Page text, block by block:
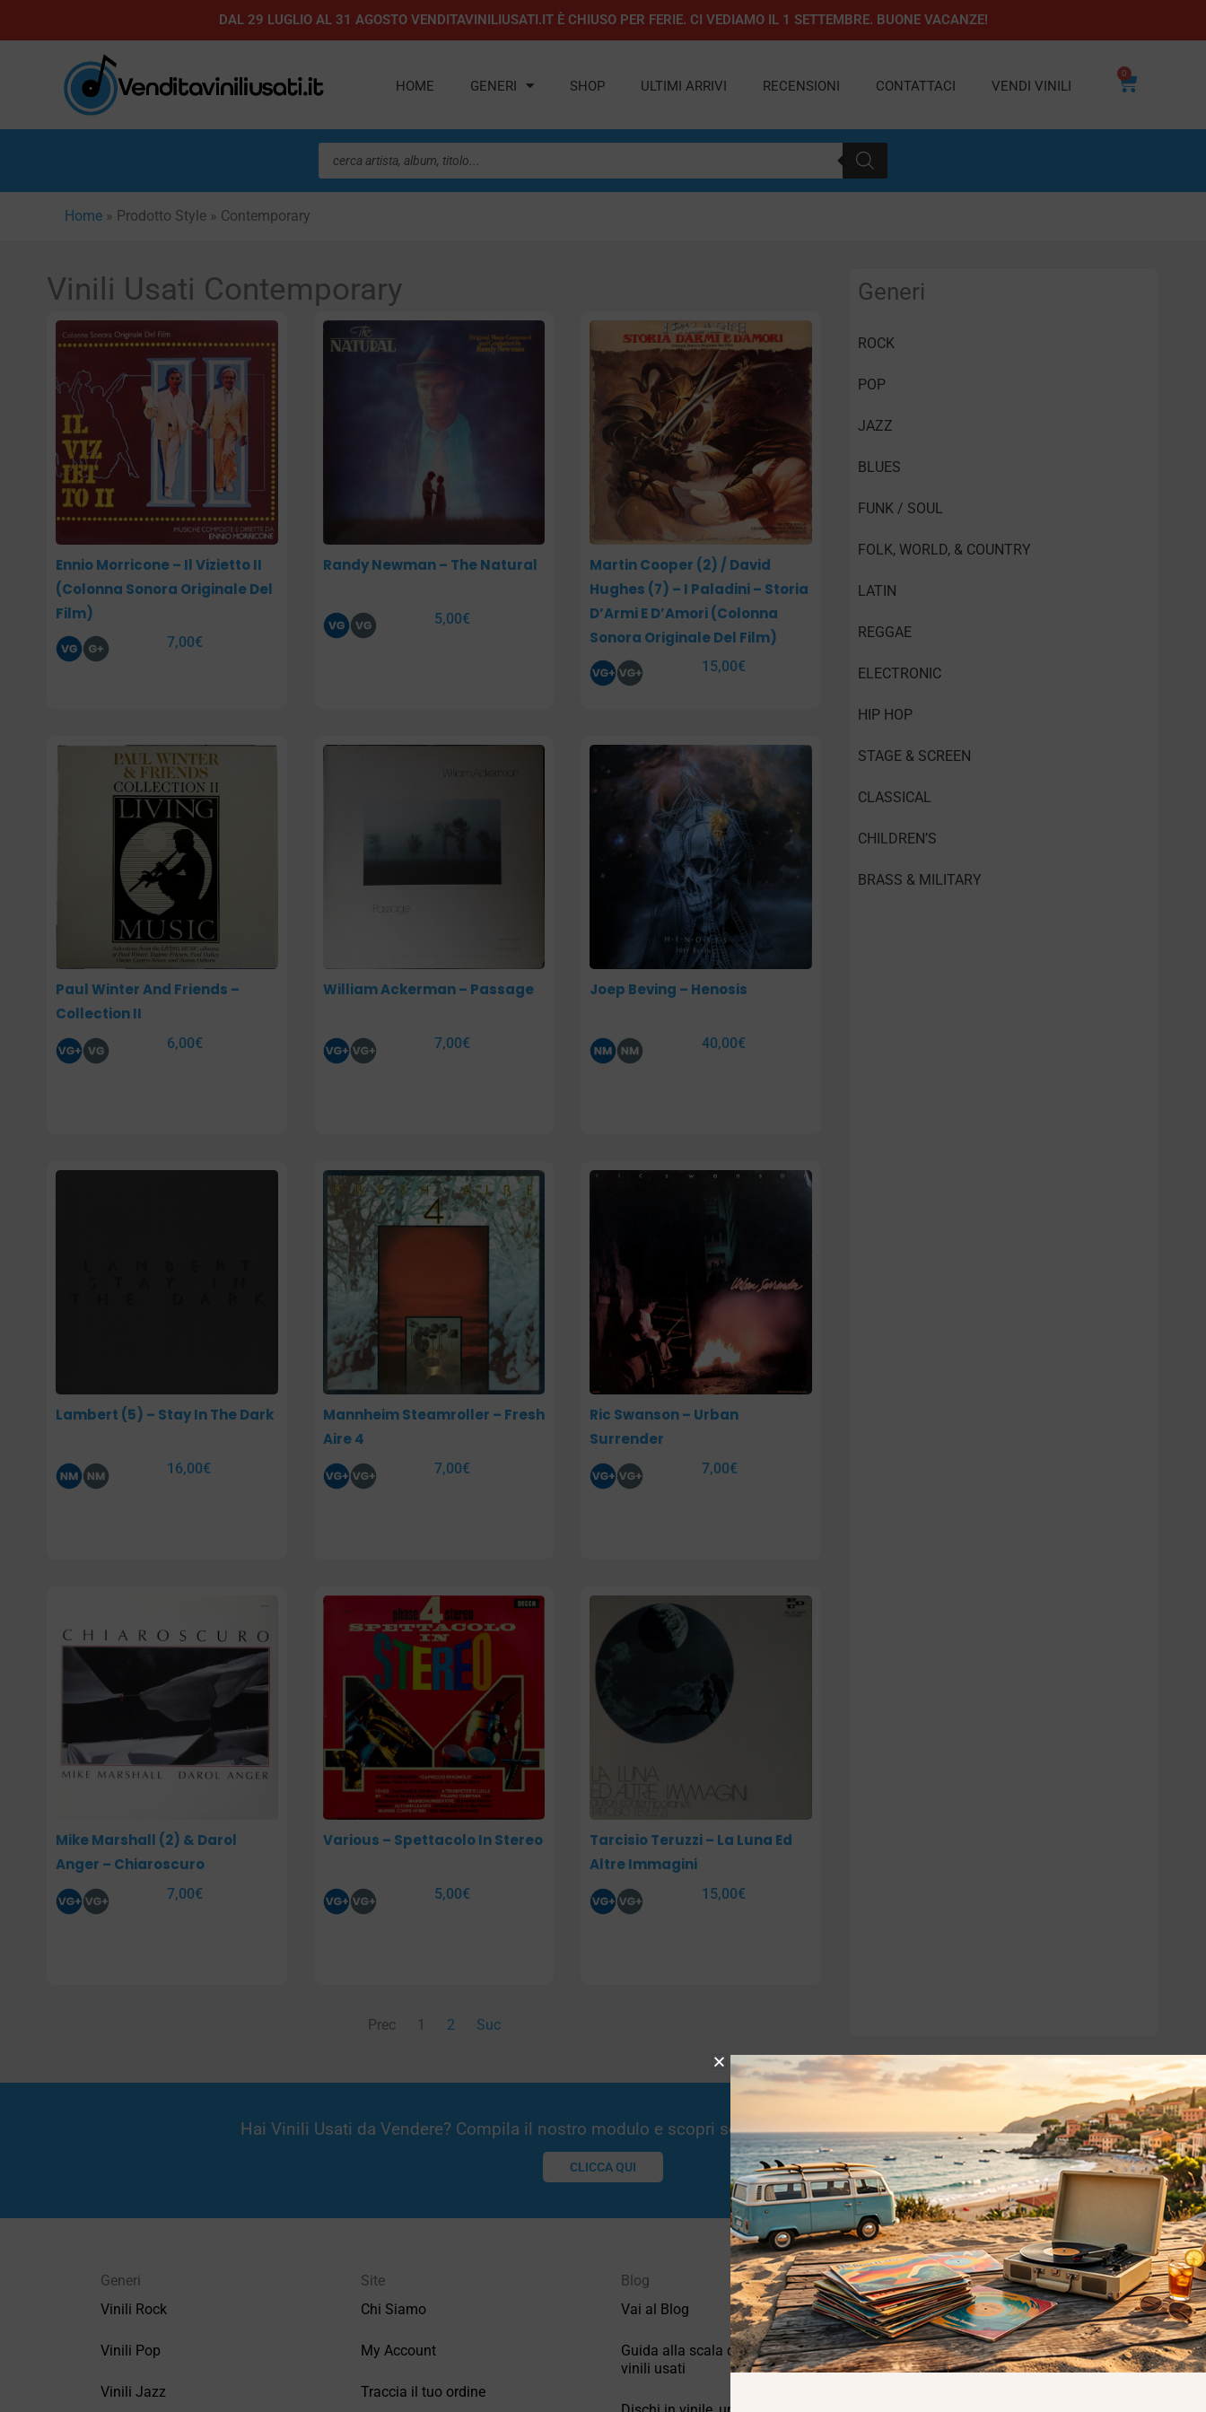
al
DAL 29 LUGLIO AL 31 AGOSTO VENDITAVINILIUSATI.IT È CHIUSO PER FERIE. CI VEDIAMO IL 1 SETTEMBRE. BUONE VACANZE!
HOME GENERI SHOP ULTIMI ARRIVI RECENSIONI CONTATTACI VENDI VINILI
0
Carrello
Ricerca
prodotti
Home » Prodotto Style » Contemporary
Vinili Usati Contemporary
Ennio Morricone – Il Vizietto II
(Colonna Sonora Originale Del
Film)
7,00€
Randy Newman – The Natural
5,00€
Martin Cooper (2) / David
Hughes (7) – I Paladini – Storia
D’Armi E D’Amori (Colonna
Sonora Originale Del Film)
15,00€
Paul Winter And Friends –
Collection II
6,00€
William Ackerman – Passage
7,00€
Joep Beving – Henosis
40,00€
Lambert (5) – Stay In The Dark
16,00€
Mannheim Steamroller – Fresh
Aire 4
7,00€
Ric Swanson – Urban
Surrender
7,00€
Mike Marshall (2) & Darol
Anger – Chiaroscuro
7,00€
Various – Spettacolo In Stereo
5,00€
Tarcisio Teruzzi – La Luna Ed
Altre Immagini
15,00€
Prec
Pagina
1
Pagina
2 Suc
Generi
ROCK
POP
JAZZ
BLUES
FUNK / SOUL
FOLK, WORLD, & COUNTRY
LATIN
REGGAE
ELECTRONIC
HIP HOP
STAGE & SCREEN
CLASSICAL
CHILDREN’S
BRASS & MILITARY
Hai Vinili Usati da Vendere? Compila il nostro modulo e scopri se potremmo essere interessati!
CLICCA QUI
Generi
Vinili Rock
Vinili Pop
Vinili Jazz
Site
Chi Siamo
My Account
Traccia il tuo ordine
Blog
Vai al Blog
Guida alla scala di valutazione dei
vinili usati
Privacy
Privacy Policy
Cookie Policy (UE)